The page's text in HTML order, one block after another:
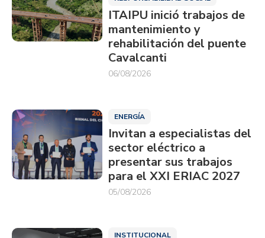
ITAIPU inició trabajos de
mantenimiento y
rehabilitación del puente
Cavalcanti
06/08/2026
ENERGÍA
Invitan a especialistas del
sector eléctrico a
presentar sus trabajos
para el XXI ERIAC 2027
05/08/2026
INSTITUCIONAL